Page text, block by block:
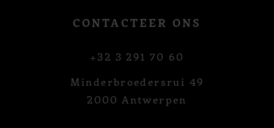
CONTACTEER ONS
+32 3 291 70 60
Minderbroedersrui 49
2000 Antwerpen